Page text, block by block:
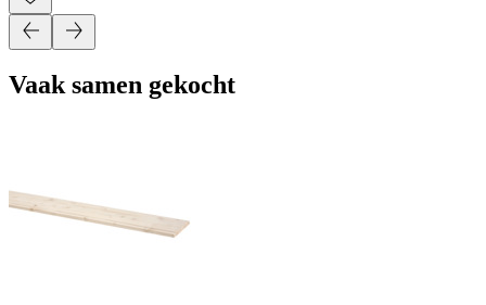
Vaak samen gekocht